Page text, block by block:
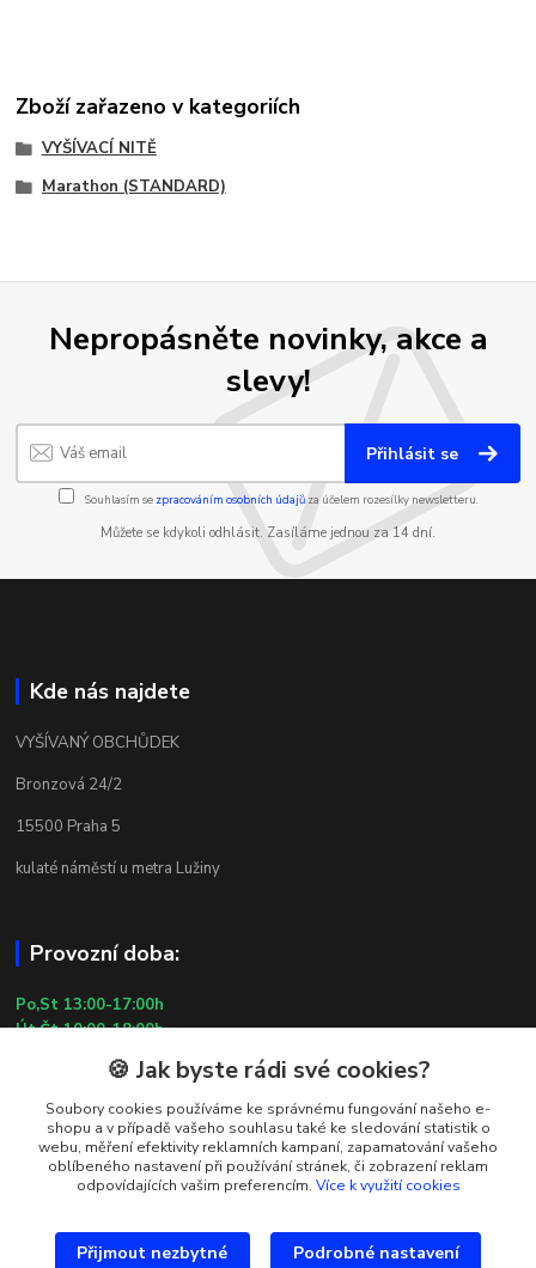
Zboží zařazeno v kategoriích
VYŠÍVACÍ NITĚ
Marathon (STANDARD)
Nepropásněte novinky, akce a
slevy!
Přihlásit se
Souhlasím se zpracováním osobních údajůza účelem rozesílky newsletteru.
Můžete se kdykoli odhlásit. Zasíláme jednou za 14 dní.
Kde nás najdete
VYŠÍVANÝ OBCHŮDEK
Bronzová 24/2
15500 Praha 5
kulaté náměstí u metra Lužiny
Provozní doba:
Po,St 13:00-17:00h
Út,Čt 10:00-18:00h
Pá 10:00-13:00h
So,Ne ZAVŘENO
29.7.2026 (St) 10:00-18:00h
Kontakty
+420 602 181 001
🍪 Jak byste rádi své cookies?
Soubory cookies používáme ke správnému fungování našeho e-
shopu a v případě vašeho souhlasu také ke sledování statistik o
webu, měření efektivity reklamních kampaní, zapamatování vašeho
oblíbeného nastavení při používání stránek, či zobrazení reklam
odpovídajících vašim preferencím. Více k využití cookies
Přijmout nezbytné Podrobné nastavení